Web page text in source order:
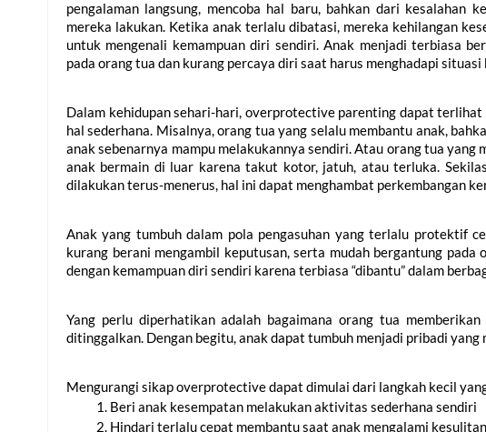
pengalaman langsung, mencoba hal baru, bahkan dari kesalahan
mereka lakukan. Ketika anak terlalu dibatasi, mereka kehilangan
untuk mengenali kemampuan diri sendiri. Anak menjadi terbiasa
pada orang tua dan kurang percaya diri saat harus menghadapi situasi
Dalam kehidupan sehari-hari, overprotective parenting dapat terlihat
hal sederhana. Misalnya, orang tua yang selalu membantu anak,
anak sebenarnya mampu melakukannya sendiri. Atau orang tua yang
anak bermain di luar karena takut kotor, jatuh, atau terluka.
dilakukan terus-menerus, hal ini dapat menghambat perkembangan
Anak yang tumbuh dalam pola pengasuhan yang terlalu protektif
kurang berani mengambil keputusan, serta mudah bergantung
dengan kemampuan diri sendiri karena terbiasa “dibantu” dalam
Yang perlu diperhatikan adalah bagaimana orang tua
ditinggalkan. Dengan begitu, anak dapat tumbuh menjadi pribadi yang
Mengurangi sikap overprotective dapat dimulai dari langkah kecil
Beri anak kesempatan melakukan aktivitas sederhana sendiri
Hindari terlalu cepat membantu saat anak mengalami kesulitan